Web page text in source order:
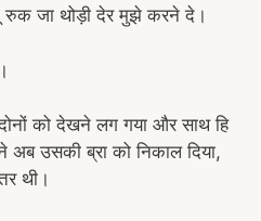
रुक जा थोड़ी देर मुझे करने दे।
को देखने लग गया और साथ हि
उसकी ब्रा को निकाल दिया,
थी।